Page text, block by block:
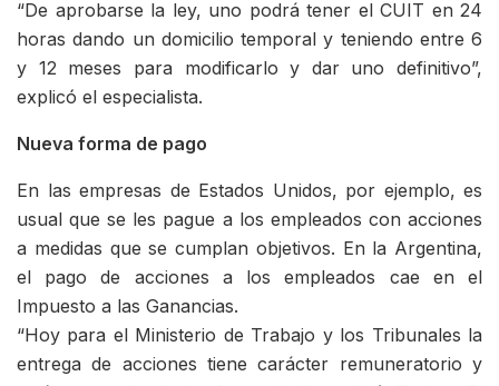
“De aprobarse la ley, uno podrá tener el CUIT en 24
horas dando un domicilio temporal y teniendo entre 6
y 12 meses para modificarlo y dar uno definitivo”,
explicó el especialista.
Nueva forma de pago
En las empresas de Estados Unidos, por ejemplo, es
usual que se les pague a los empleados con acciones
a medidas que se cumplan objetivos. En la Argentina,
el pago de acciones a los empleados cae en el
Impuesto a las Ganancias.
“Hoy para el Ministerio de Trabajo y los Tribunales la
entrega de acciones tiene carácter remuneratorio y